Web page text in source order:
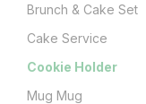
Brunch & Cake Set
Cake Service
Cookie Holder
Mug Mug